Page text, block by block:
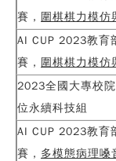
賽， 圍棋棋力模仿
AI CUP 2023教育
賽， 圍棋棋力模仿
2023全國大專校
位永續科技組
AI CUP 2023教育
賽， 多模態病理嗓